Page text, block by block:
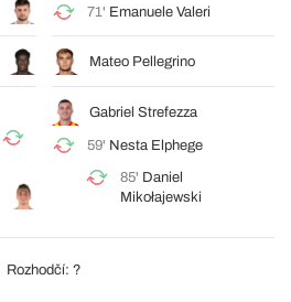
71' Emanuele Valeri
Mateo Pellegrino
Gabriel Strefezza
59' Nesta Elphege
85' Daniel
Mikołajewski
Rozhodčí: ?